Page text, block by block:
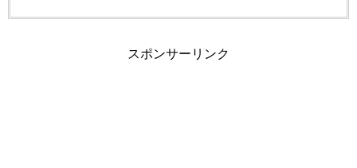
スポンサーリンク